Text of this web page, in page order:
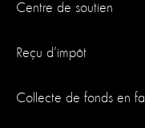
Centre de soutien
Reçu d’impôt
Collecte de fonds en